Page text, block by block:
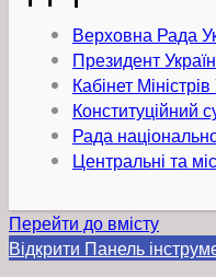
Верховна Рада
Президент
Кабінет
Конституційний
Рада
Центральні та
Перейти до вмісту
Відкрити Панель